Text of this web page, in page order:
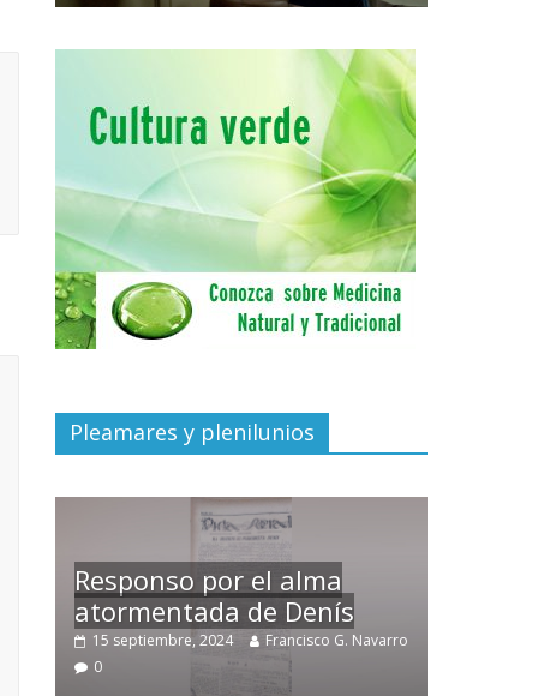
Pleamares y plenilunios
Temprano oficio de lector
2 noviembre, 2024
Francisco G. Navarro
0